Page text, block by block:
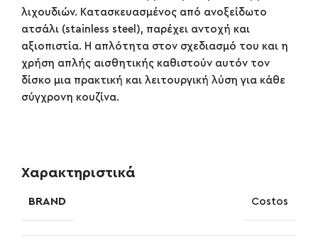
λιχουδιών. Κατασκευασμένος από ανοξείδωτο
ατσάλι (stainless steel), παρέχει αντοχή και
αξιοπιστία. Η απλότητα στον σχεδιασμό του και η
χρήση απλής αισθητικής καθιστούν αυτόν τον
δίσκο μια πρακτική και λειτουργική λύση για κάθε
σύγχρονη κουζίνα.
Χαρακτηριστικά
BRAND Costos